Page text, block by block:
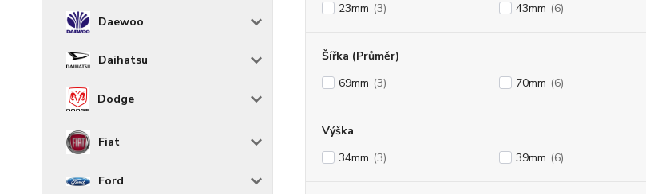
Daewoo
Daihatsu
Dodge
Fiat
Ford
23mm (3) 43mm (6)
Šířka (Průměr)
69mm (3) 70mm (6)
Výška
34mm (3) 39mm (6)